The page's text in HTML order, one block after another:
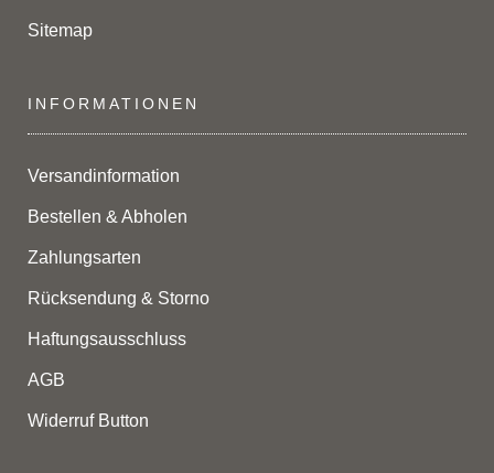
Sitemap
INFORMATIONEN
Versandinformation
Bestellen & Abholen
Zahlungsarten
Rücksendung & Storno
Haftungsausschluss
AGB
Widerruf Button